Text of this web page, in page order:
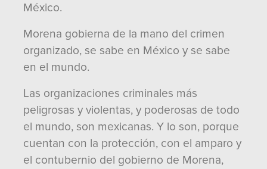
México.
Morena gobierna de la mano del crimen
organizado, se sabe en México y se sabe
en el mundo.
Las organizaciones criminales más
peligrosas y violentas, y poderosas de todo
el mundo, son mexicanas. Y lo son, porque
cuentan con la protección, con el amparo y
el contubernio del gobierno de Morena,